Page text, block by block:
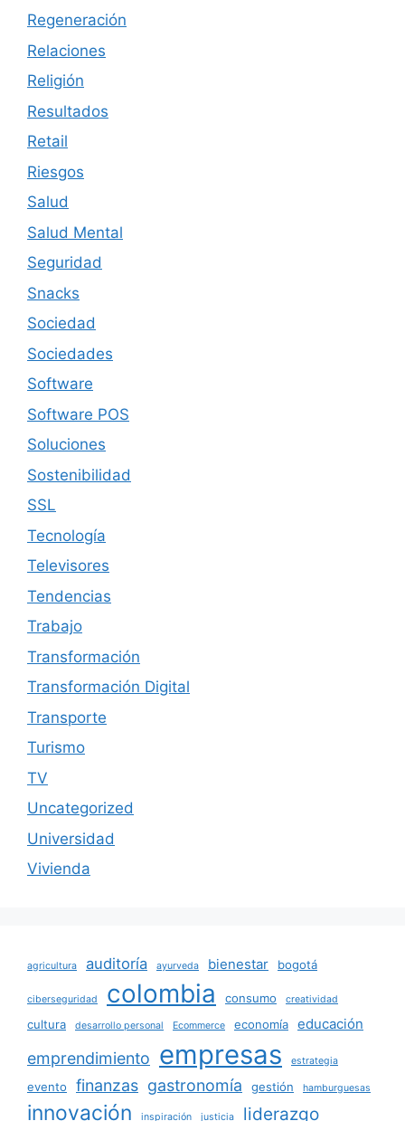
Regeneración
Relaciones
Religión
Resultados
Retail
Riesgos
Salud
Salud Mental
Seguridad
Snacks
Sociedad
Sociedades
Software
Software POS
Soluciones
Sostenibilidad
SSL
Tecnología
Televisores
Tendencias
Trabajo
Transformación
Transformación Digital
Transporte
Turismo
TV
Uncategorized
Universidad
Vivienda
agricultura auditoría ayurveda bienestar bogotá
ciberseguridad colombia consumo creatividad
cultura desarrollo personal Ecommerce economía educación
emprendimiento empresas estrategia
evento finanzas gastronomía gestión hamburguesas
innovación inspiración justicia liderazgo